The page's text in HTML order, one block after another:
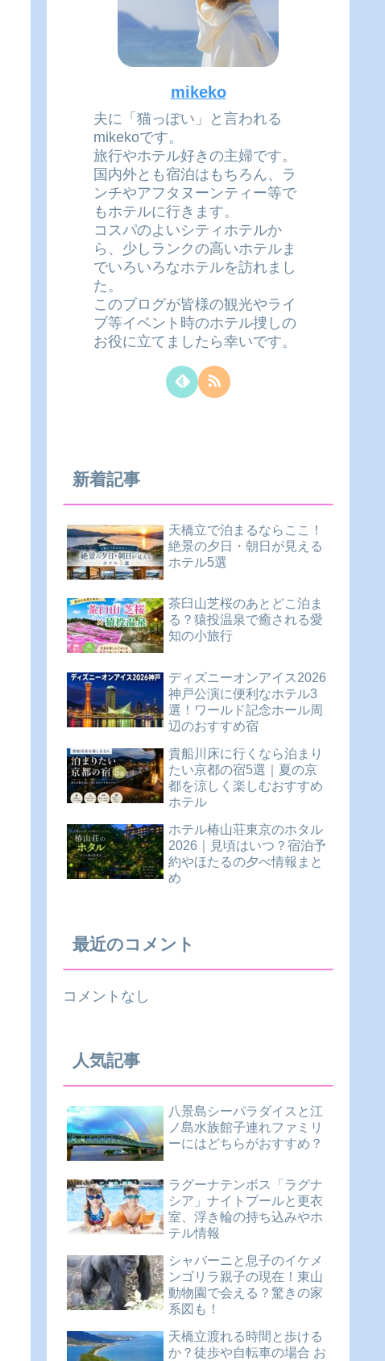
mikeko
夫に「猫っぽい」と言われる
mikekoです。
旅行やホテル好きの主婦です。
国内外とも宿泊はもちろん、ラ
ンチやアフタヌーンティー等で
もホテルに行きます。
コスパのよいシティホテルか
ら、少しランクの高いホテルま
でいろいろなホテルを訪れまし
た。
このブログが皆様の観光やライ
ブ等イベント時のホテル捜しの
お役に立てましたら幸いです。
新着記事
天橋立で泊まるならここ！
絶景の夕日・朝日が見える
ホテル5選
茶臼山芝桜のあとどこ泊ま
る？猿投温泉で癒される愛
知の小旅行
ディズニーオンアイス2026
神戸公演に便利なホテル3
選！ワールド記念ホール周
辺のおすすめ宿
貴船川床に行くなら泊まり
たい京都の宿5選｜夏の京
都を涼しく楽しむおすすめ
ホテル
ホテル椿山荘東京のホタル
2026｜見頃はいつ？宿泊予
約やほたるの夕べ情報まと
め
最近のコメント
コメントなし
人気記事
八景島シーパラダイスと江
ノ島水族館子連れファミリ
ーにはどちらがおすすめ？
ラグーナテンボス「ラグナ
シア」ナイトプールと更衣
室、浮き輪の持ち込みやホ
テル情報
シャバーニと息子のイケメ
ンゴリラ親子の現在！東山
動物園で会える？驚きの家
系図も！
天橋立渡れる時間と歩ける
か？徒歩や自転車の場合 お